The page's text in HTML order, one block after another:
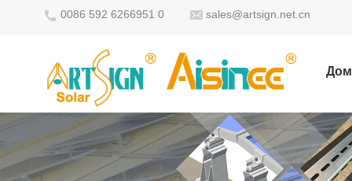
0086 592 6266951 0 sales@artsign.net.cn
Дом